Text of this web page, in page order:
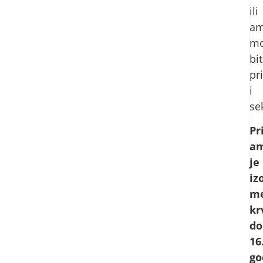
ili
i
je
do